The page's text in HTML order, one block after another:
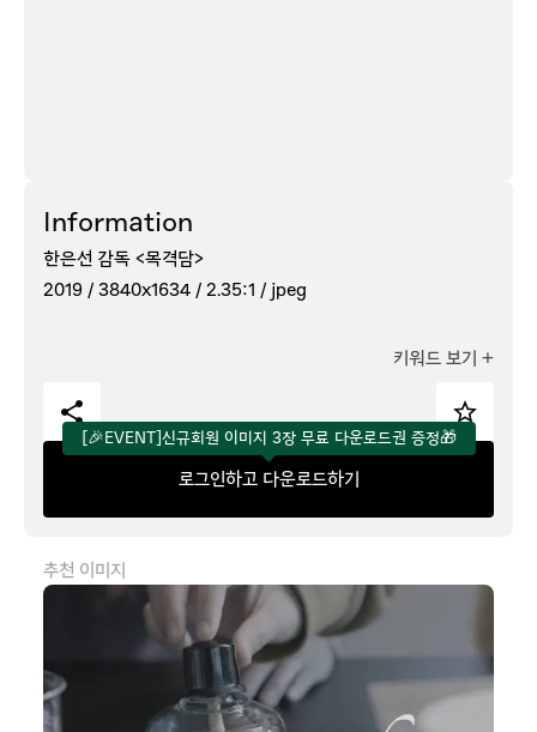
Information
한은선 감독 <목격담>
2019 / 3840x1634 / 2.35:1 / jpeg
키워드 보기 +
[🎉EVENT]신규회원 이미지 3장 무료 다운로드권 증정🎁
로그인하고 다운로드하기
추천 이미지